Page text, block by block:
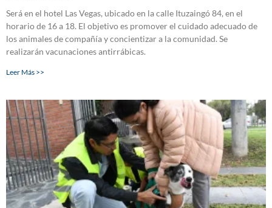
Será en el hotel Las Vegas, ubicado en la calle Ituzaingó 84, en el
horario de 16 a 18. El objetivo es promover el cuidado adecuado de
los animales de compañía y concientizar a la comunidad. Se
realizarán vacunaciones antirrábicas.
Leer Más >>